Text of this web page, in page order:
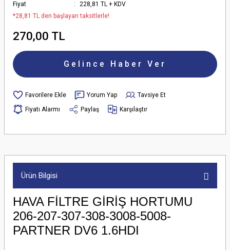
Fiyat
228,81 TL + KDV
*28,81 TL den başlayan taksitlerle!
270,00 TL
Gelince Haber Ver
Yorum Yap
Tavsiye Et
Fiyatı Alarmı
Paylaş Karşılaştır
Ürün Bilgisi
HAVA FİLTRE GİRİŞ HORTUMU
206-207-307-308-3008-5008-
PARTNER DV6 1.6HDI